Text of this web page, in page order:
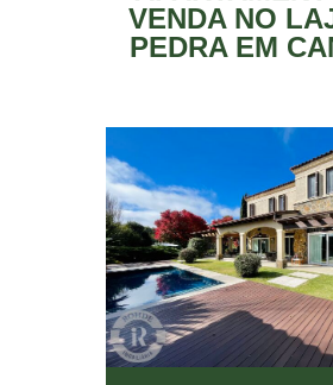
VENDA NO
PEDRA EM